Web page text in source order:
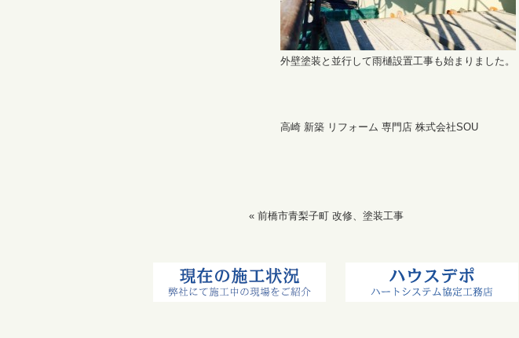
外壁塗装と並行して雨樋設置工事も始まりました。
高崎 新築 リフォーム 専門店 株式会社SOU
« 前橋市青梨子町 改修、塗装工事